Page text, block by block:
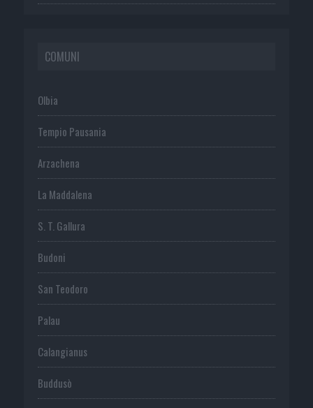
COMUNI
Olbia
Tempio Pausania
Arzachena
La Maddalena
S. T. Gallura
Budoni
San Teodoro
Palau
Calangianus
Buddusò